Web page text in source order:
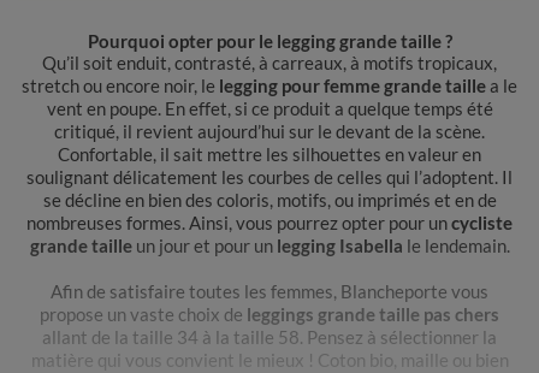
Pourquoi opter pour le legging grande taille ?
Qu’il soit enduit, contrasté, à carreaux, à motifs tropicaux,
stretch ou encore noir, le legging pour femme grande taille a le
vent en poupe. En effet, si ce produit a quelque temps été
critiqué, il revient aujourd’hui sur le devant de la scène.
Confortable, il sait mettre les silhouettes en valeur en
soulignant délicatement les courbes de celles qui l’adoptent. Il
se décline en bien des coloris, motifs, ou imprimés et en de
nombreuses formes. Ainsi, vous pourrez opter pour uncycliste
grande tailleun jour et pour un legging Isabella le lendemain.
Afin de satisfaire toutes les femmes, Blancheporte vous
propose un vaste choix de leggings grande taille pas chers
allant de la taille 34 à la taille 58. Pensez à sélectionner la
matière qui vous convient le mieux ! Coton bio, maille ou bien